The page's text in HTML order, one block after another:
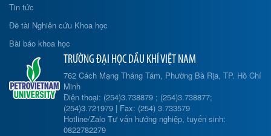
Tin tức
Đề tài Nghiên cứu Khoa học
Bài báo khoa học
TRƯỜNG ĐẠI HỌC DẦU KHÍ VIỆT NAM
762 Cách Mạng Tháng Tám, Phường Bà Rịa, TP. Hồ Chí
Minh
Điện thoại: (254)3.738879 ; (254)3.738877;
(254)3.721979 | Fax: (254) 3.733579
Hotline/Zalo Tư vấn hướng nghiệp, tuyển sinh:
0822782279